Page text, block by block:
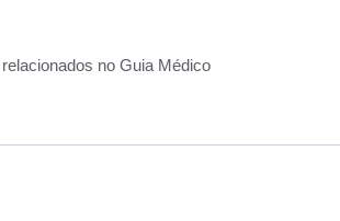
no Guia Médico